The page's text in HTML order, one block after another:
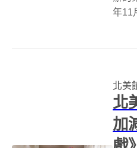
年11
德（
北美
北
加